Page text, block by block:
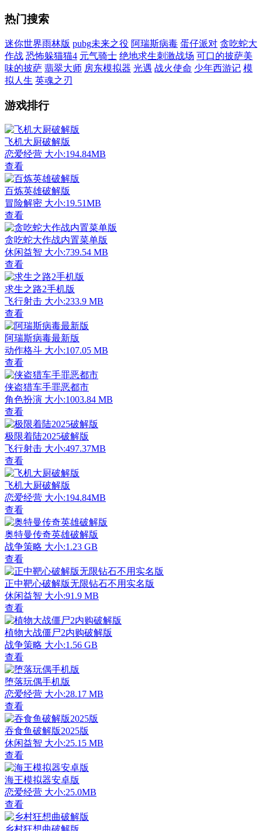
热门搜索
迷你世界雨林版 pubg未来之役 阿瑞斯病毒 蛋仔派对 贪吃蛇大
作战 恐怖躲猫猫4 元气骑士 绝地求生刺激战场 可口的披萨美
味的披萨 翡翠大师 房东模拟器 光遇 战火使命 少年西游记 模
拟人生 英魂之刃
游戏排行
飞机大厨破解版
恋爱经营 大小:194.84MB
查看
百炼英雄破解版
冒险解密 大小:19.51MB
查看
贪吃蛇大作战内置菜单版
休闲益智 大小:739.54 MB
查看
求生之路2手机版
飞行射击 大小:233.9 MB
查看
阿瑞斯病毒最新版
动作格斗 大小:107.05 MB
查看
侠盗猎车手罪恶都市
角色扮演 大小:1003.84 MB
查看
极限着陆2025破解版
飞行射击 大小:497.37MB
查看
飞机大厨破解版
恋爱经营 大小:194.84MB
查看
奥特曼传奇英雄破解版
战争策略 大小:1.23 GB
查看
正中靶心破解版无限钻石不用实名版
休闲益智 大小:91.9 MB
查看
植物大战僵尸2内购破解版
战争策略 大小:1.56 GB
查看
堕落玩偶手机版
恋爱经营 大小:28.17 MB
查看
吞食鱼破解版2025版
休闲益智 大小:25.15 MB
查看
海王模拟器安卓版
恋爱经营 大小:25.0MB
查看